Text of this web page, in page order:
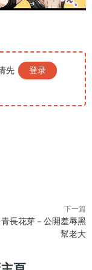
先 登录
下一篇
青長花芽－公開羞辱黑
幫老大